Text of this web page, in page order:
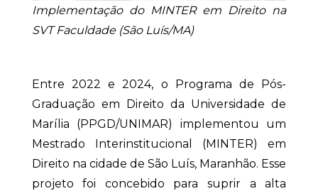
Implementação do MINTER em Direito na
SVT Faculdade (São Luís/MA)
Entre 2022 e 2024, o Programa de Pós-
Graduação em Direito da Universidade de
Marília (PPGD/UNIMAR) implementou um
Mestrado Interinstitucional (MINTER) em
Direito na cidade de São Luís, Maranhão. Esse
projeto foi concebido para suprir a alta